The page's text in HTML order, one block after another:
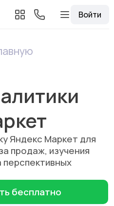
Войти
Маркет для
изучения